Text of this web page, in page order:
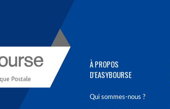
À PROPOS
D'EASYBOURSE
Qui sommes-nous ?